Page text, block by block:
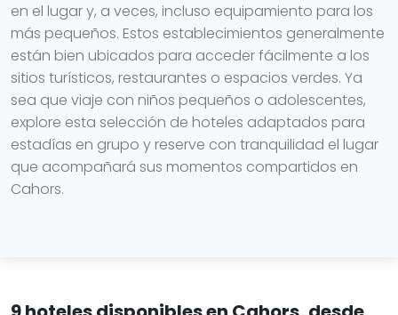
en el lugar y, a veces, incluso equipamiento para los
más pequeños. Estos establecimientos generalmente
están bien ubicados para acceder fácilmente a los
sitios turísticos, restaurantes o espacios verdes. Ya
sea que viaje con niños pequeños o adolescentes,
explore esta selección de hoteles adaptados para
estadías en grupo y reserve con tranquilidad el lugar
que acompañará sus momentos compartidos en
Cahors.